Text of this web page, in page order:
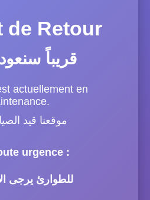
de Retour
قريباً
actuellement en
موقعنا قيد
urgence :
للطوارئ يرجى